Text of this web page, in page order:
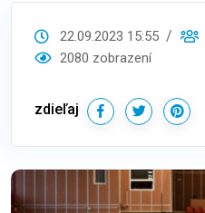
22.09.2023 15:55
2080 zobrazení
zdieľaj